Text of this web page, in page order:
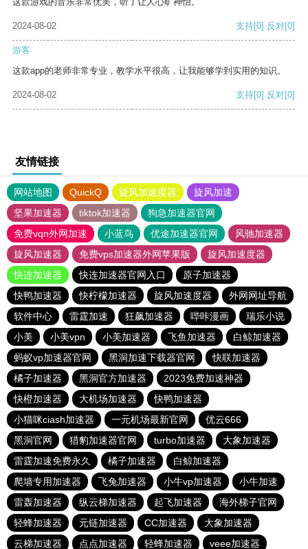
2024-08-02 支持[0] 反对[0]
游客
这款app的老师非常专业，教学水平很高，让我能够学到实用的知识。
2024-08-02 支持[0] 反对[0]
友情链接
网站地图 QuickQ 旋风加速度器
旋风加速
坚果加速器
tiktok加速器
狗急加速器官网
免费vqn外网加速
小蓝鸟 优途加速器官网
风驰加速器
旋风加速器
免费vps加速器外网苹果版
旋风加速度器
快连加速器
快连加速器官网入口
原子加速器
快鸭加速器
快柠檬加速器 旋风加速度器
外网网址导航
软件中心
雷霆加速 狂飙加速器 哔咔漫画
瑞乐小说
小美
小美vpn 小美加速器 飞鱼加速器
白鲸加速器
蚂蚁vp加速器官网
黑洞加速下载器官网
快联加速器
橘子加速器
黑洞官方加速器
2023免费加速神器
快橙加速器
大机场加速器
快鸭加速器
小猫咪ciash加速器
一元机场最新官网
优云666
黑洞官网
猎豹加速器官网 turbo加速器
大象加速器
雷霆加速免费永久
橘子加速器
白鲸加速器
爬墙专用加速器
飞兔加速器 小牛vp加速器
小牛加速
雷轰加速器
纵云梯加速器 起飞加速器
海外梯子官网
轻蜂加速器
元链加速器 CC加速器
大象加速器
云梯加速器
点点加速器 轻蜂加速器 veee加速器